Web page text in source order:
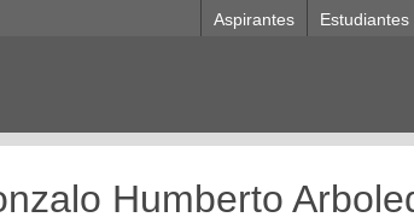
Aspirantes Estudiantes
Humberto